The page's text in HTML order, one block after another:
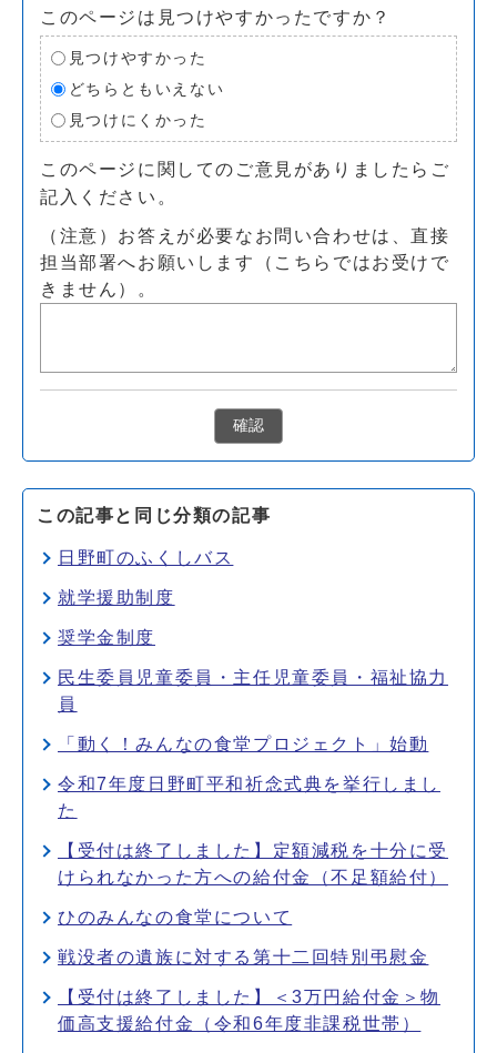
このページは見つけやすかったですか？
見つけやすかった
どちらともいえない
見つけにくかった
このページに関してのご意見がありましたらご
記入ください。
（注意）お答えが必要なお問い合わせは、直接
担当部署へお願いします（こちらではお受けで
きません）。
確認
この記事と同じ分類の記事
日野町のふくしバス
就学援助制度
奨学金制度
民生委員児童委員・主任児童委員・福祉協力
員
「動く！みんなの食堂プロジェクト」始動
令和7年度日野町平和祈念式典を挙行しまし
た
【受付は終了しました】定額減税を十分に受
けられなかった方への給付金（不足額給付）
ひのみんなの食堂について
戦没者の遺族に対する第十二回特別弔慰金
【受付は終了しました】＜3万円給付金＞物
価高支援給付金（令和6年度非課税世帯）